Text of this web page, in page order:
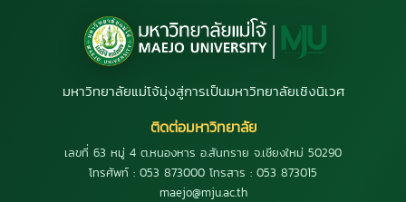
มหาวิทยาลัยแม่โจ้มุ่งสู่การเป็นมหาวิทยาลัยเชิงนิเวศ
ติดต่อมหาวิทยาลัย
เลขที่ 63 หมู่ 4 ต.หนองหาร อ.สันทราย จ.เชียงใหม่ 50290
โทรศัพท์ : 053 873000 โทรสาร : 053 873015
maejo@mju.ac.th